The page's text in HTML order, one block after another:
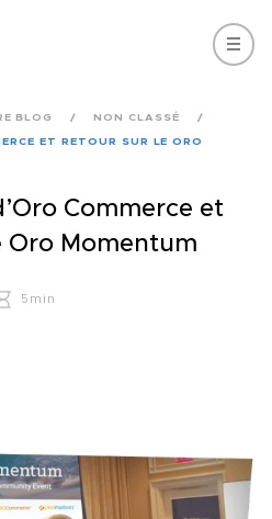
BLOG NON CLASSÉ
ET RETOUR SUR LE ORO
Commerce et
Oro Momentum
5min